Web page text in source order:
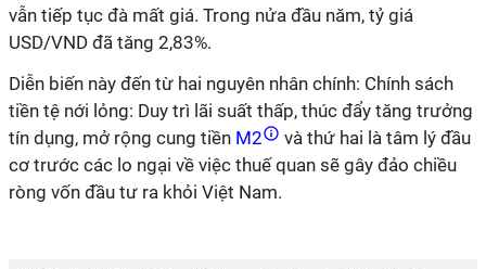
vẫn tiếp tục đà mất giá. Trong nửa đầu năm, tỷ giá
USD/VND đã tăng 2,83%.
Diễn biến này đến từ hai nguyên nhân chính: Chính sách
tiền tệ nới lỏng: Duy trì lãi suất thấp, thúc đẩy tăng trưởng
tín dụng, mở rộng cung tiền M2
và thứ hai là tâm lý đầu
cơ trước các lo ngại về việc thuế quan sẽ gây đảo chiều
ròng vốn đầu tư ra khỏi Việt Nam.